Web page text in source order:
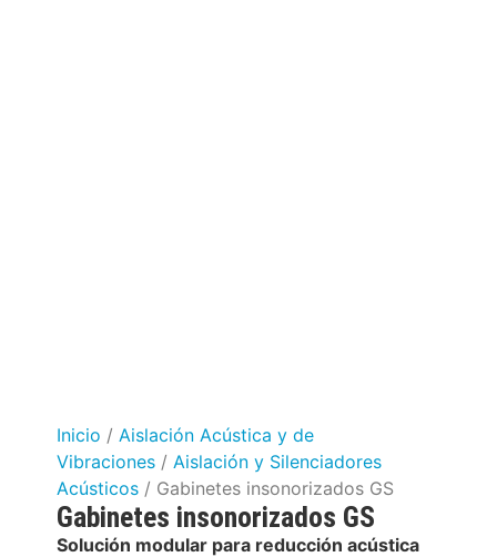
Inicio /Aislación Acústica y de
Vibraciones /Aislación y Silenciadores
Acústicos / Gabinetes insonorizados GS
Gabinetes insonorizados GS
Solución modular para reducción acústica